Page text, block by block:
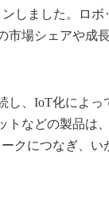
しました。ロボ
市場シェアや成
し、IoT化によっ
トなどの製品は
クにつなぎ、い